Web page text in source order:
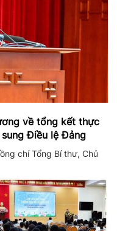
về tổng kết thực
Điều lệ Đảng
chí Tổng Bí thư, Chủ